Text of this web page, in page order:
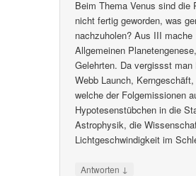
Beim Thema Venus sind die
nicht fertig geworden, was
nachzuholen? Aus III
Allgemeinen
Gelehrten. Da vergissst
Webb Launch,
welche der Folgemissionen
Hypotesenstübchen in die
Astrophysik, die
Lichtgeschwindigkeit im
Antworten ↓